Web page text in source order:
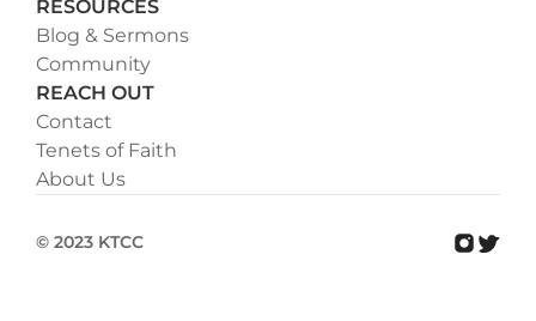
RESOURCES
Blog & Sermons
Community
REACH OUT
Contact
Tenets of Faith
About Us
© 2023 KTCC